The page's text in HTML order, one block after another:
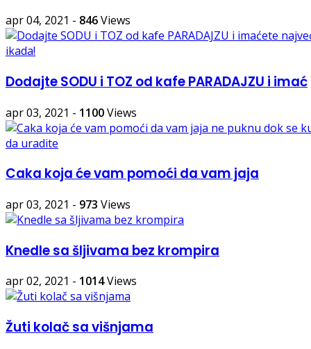
apr 04, 2021 - 846Views
Dodajte SODU i TOZ od kafe PARADAJZU i imać
apr 03, 2021 - 1100Views
Caka koja će vam pomoći da vam jaja
apr 03, 2021 - 973 Views
Knedle sa šljivama bez krompira
apr 02, 2021 - 1014Views
Žuti kolač sa višnjama